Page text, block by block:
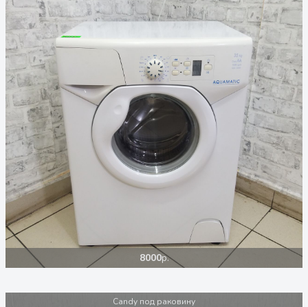
8000р.
Candy под раковину